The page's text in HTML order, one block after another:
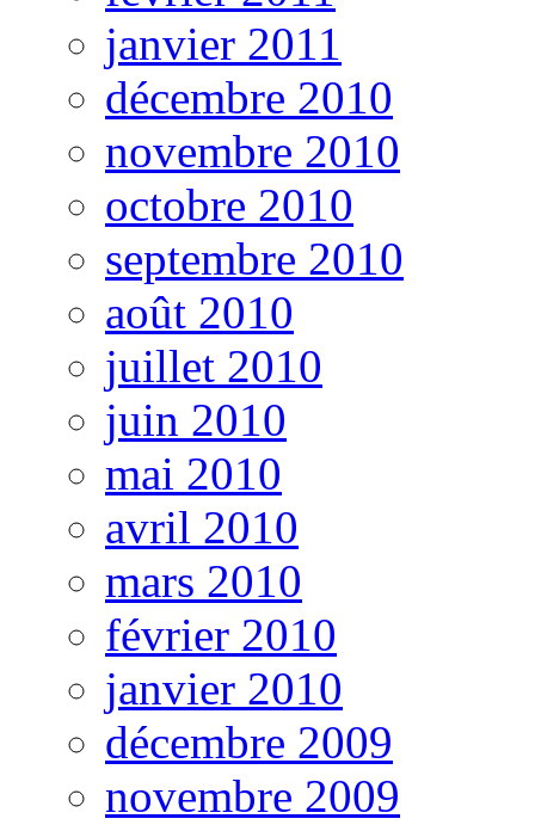
janvier 2011
décembre 2010
novembre 2010
octobre 2010
septembre 2010
août 2010
juillet 2010
juin 2010
mai 2010
avril 2010
mars 2010
février 2010
janvier 2010
décembre 2009
novembre 2009